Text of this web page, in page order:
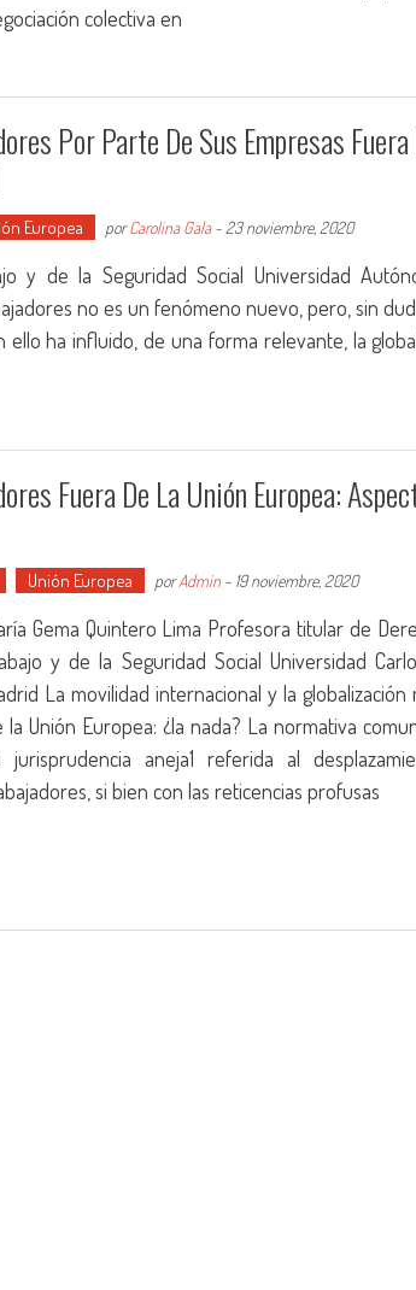
colectiva en
Por Parte De Sus Empresas Fuera
Europea porCarolina Gala- 23 noviembre, 2020
y de la Seguridad Social Universidad
no es un fenómeno nuevo, pero, sin
ha influido, de una forma relevante, la
Fuera De La Unión Europea:
Unión Europea porAdmin - 19 noviembre, 2020
Gema Quintero Lima Profesora titular de
y de la Seguridad Social Universidad
La movilidad internacional y la globalización
la Unión Europea: ¿la nada? La normativa
jurisprudencia aneja1 referida al
si bien con las reticencias profusas